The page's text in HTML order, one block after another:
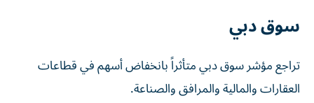
سوق دبي
تراجع مؤشر سوق دبي متأثراً بانخفاض أسهم في قطاعات
العقارات والمالية والمرافق والصناعة.